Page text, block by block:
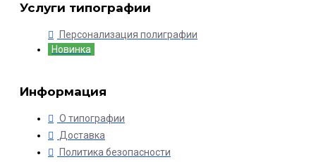
Услуги типографии
Персонализация полиграфии
Новинка
Информация
О типографии
Доставка
Политика безопасности